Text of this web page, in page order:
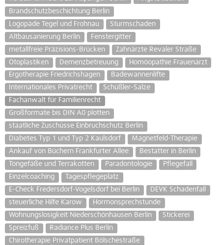
Brandschutzbeschichtung Berlin
Logopäde Tegel und Frohnau
Sturmschaden
Altbausanierung Berlin
Fenstergitter
metallfreie Präzisions-Brücken
Zahnärzte Revaler Straße
Otoplastiken
Demenzbetreuung
Homöopathie Frauenarzt
Ergotherapie Friedrichshagen
Badewannenlifte
Internationales Privatrecht
Schüßler-Salze
Fachanwalt für Familienrecht
Großformate bis DIN A0 plotten
staatliche Zuschüsse Einbruchschutz Berlin
Diabetes Typ 1 und Typ 2 Kaulsdorf
Magnetfeld-Therapie
Ankauf von Büchern Frankfurter Allee
Bestatter in Berlin
Tongefäße und Terrakotten
Paradontologie
Pflegefall
Einzelcoaching
Tagespflegeplatz
E-Check Fredersdorf-Vogelsdorf bei Berlin
DEVK Schadenfall
steuerliche Hilfe Karow
Hormonsprechstunde
Wohnungslosigkeit Niederschönhausen Berlin
Stickerei
Spreizfuß
Radiance Plus Berlin
Chirotherapie Privatpatient Bölschestraße